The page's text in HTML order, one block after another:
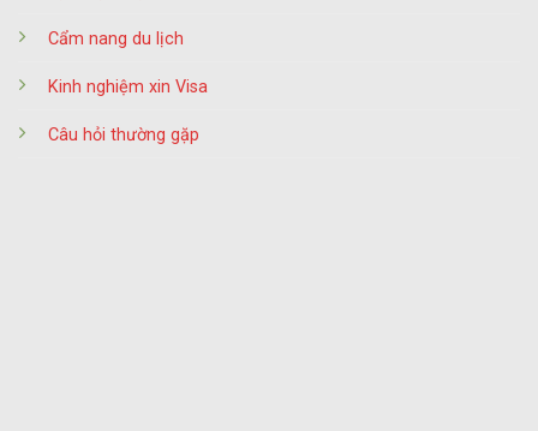
Cẩm nang du lịch
Kinh nghiệm xin Visa
Câu hỏi thường gặp